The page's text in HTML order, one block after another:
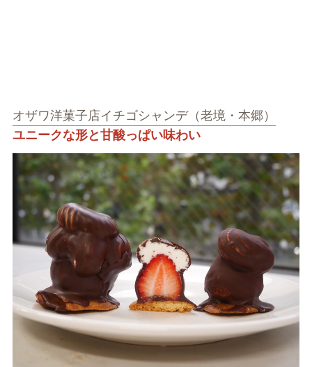
オザワ洋菓子店イチゴシャンデ（老境・本郷）
ユニークな形と甘酸っぱい味わい